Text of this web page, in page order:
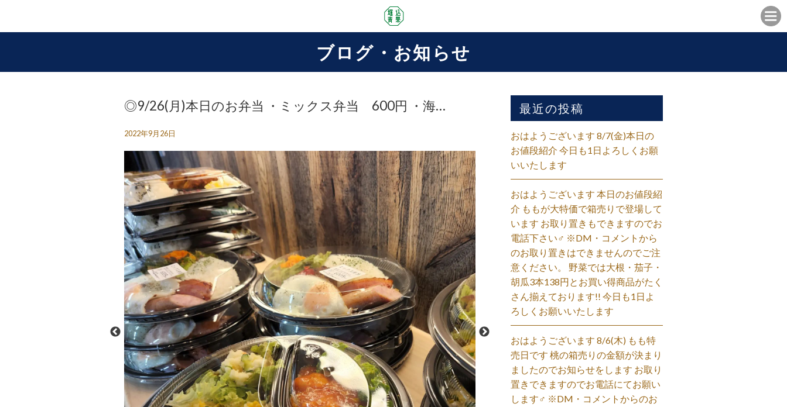
ブログ・お知らせ
◎9/26(月)本日のお弁当 ・ミックス弁当 600円 ・海…
2022年9月26日
最近の投稿
おはようございます 8/7(金)本日の
お値段紹介 今日も1日よろしくお願
いいたします
おはようございます 本日のお値段紹
介 ももが大特価で箱売りで登場して
います お取り置きもできますのでお
電話下さい‍♂️ ※DM・コメントから
のお取り置きはできませんのでご注
意ください。 野菜では大根・茄子・
胡瓜3本138円とお買い得商品がたく
さん揃えております!! 今日も1日よ
ろしくお願いいたします
おはようございます 8/6(木) もも特
売日です 桃の箱売りの金額が決まり
ましたのでお知らせをします お取り
置きできますのでお電話にてお願い
します‍♂️ ※DM・コメントからのお